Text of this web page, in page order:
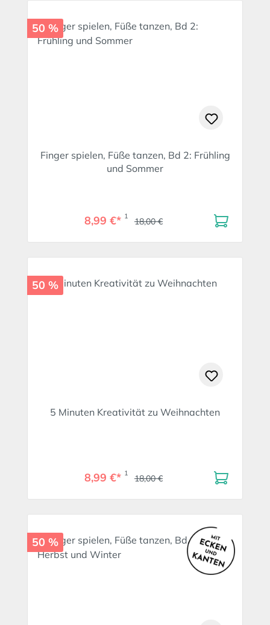
50 %
Finger spielen, Füße tanzen, Bd 2: Frühling
und Sommer
8,99 €* 1 18,00 €
50 %
5 Minuten Kreativität zu Weihnachten
8,99 €* 1 18,00 €
50 %